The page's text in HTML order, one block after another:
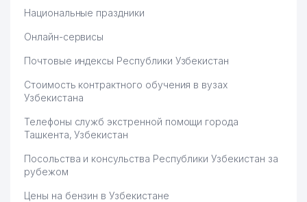
Национальные праздники
Онлайн-сервисы
Почтовые индексы Республики Узбекистан
Стоимость контрактного обучения в вузах
Узбекистана
Телефоны служб экстренной помощи города
Ташкента, Узбекистан
Посольства и консульства Республики Узбекистан за
рубежом
Цены на бензин в Узбекистане